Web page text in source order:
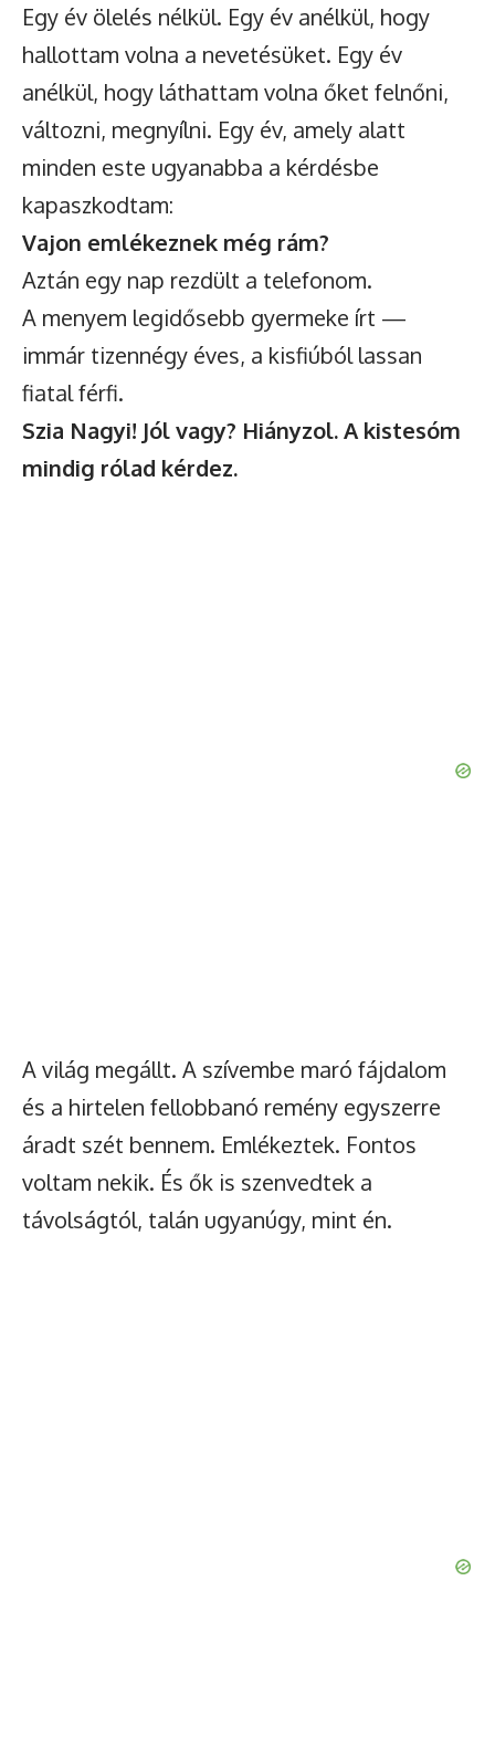
Egy év ölelés nélkül. Egy év anélkül, hogy
hallottam volna a nevetésüket. Egy év
anélkül, hogy láthattam volna őket felnőni,
változni, megnyílni. Egy év, amely alatt
minden este ugyanabba a kérdésbe
kapaszkodtam:
Vajon emlékeznek még rám?
Aztán egy nap rezdült a telefonom.
A menyem legidősebb gyermeke írt —
immár tizennégy éves, a kisfiúból lassan
fiatal férfi.
Szia Nagyi! Jól vagy? Hiányzol. A kistesóm
mindig rólad kérdez.
A világ megállt. A szívembe maró fájdalom
és a hirtelen fellobbanó remény egyszerre
áradt szét bennem. Emlékeztek. Fontos
voltam nekik. És ők is szenvedtek a
távolságtól, talán ugyanúgy, mint én.
Watch Ad